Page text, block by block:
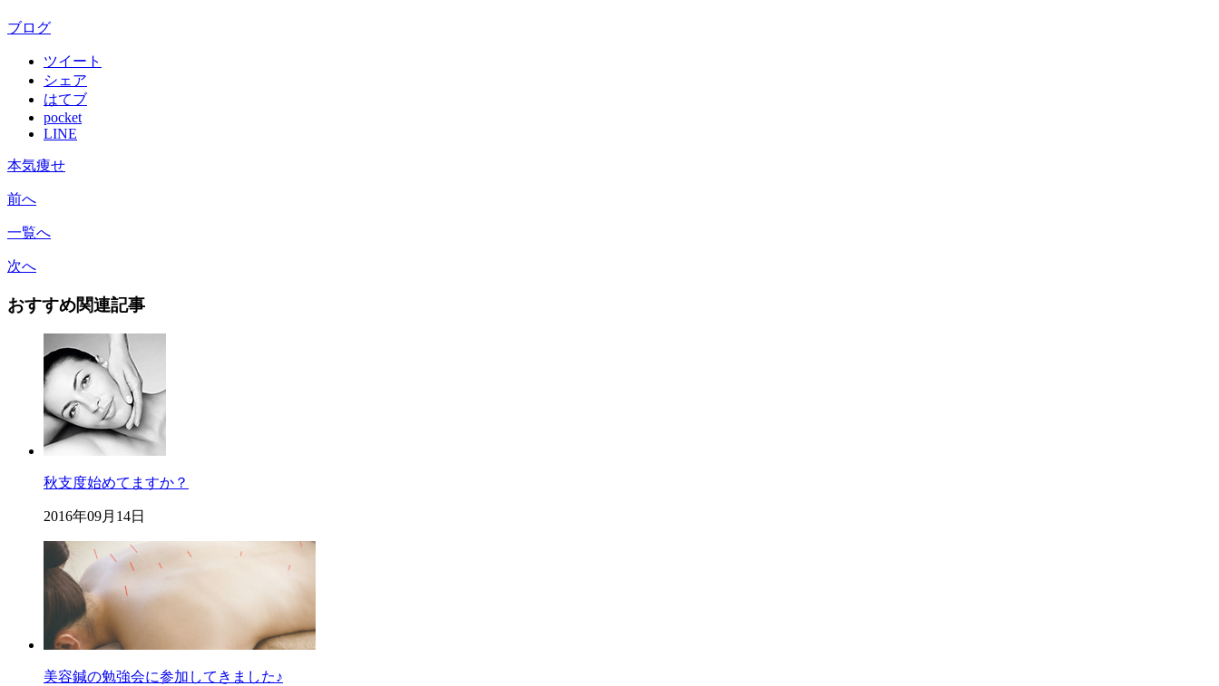
ブログ
ツイート
シェア
はてブ
pocket
LINE
本気痩せ
前へ
一覧へ
次へ
おすすめ関連記事
秋支度始めてますか？
2016年09月14日
美容鍼の勉強会に参加してきました♪